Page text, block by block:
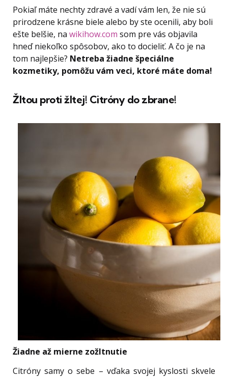
Pokiaľ máte nechty zdravé a vadí vám len, že nie sú
prirodzene krásne biele alebo by ste ocenili, aby boli
ešte belšie, na wikihow.com som pre vás objavila
hneď niekoľko spôsobov, ako to docieliť. A čo je na
tom najlepšie? Netreba žiadne špeciálne
kozmetiky, pomôžu vám veci, ktoré máte doma!
Žltou proti žltej! Citróny do zbrane!
Žiadne až mierne zožltnutie
Citróny samy o sebe – vďaka svojej kyslosti skvele